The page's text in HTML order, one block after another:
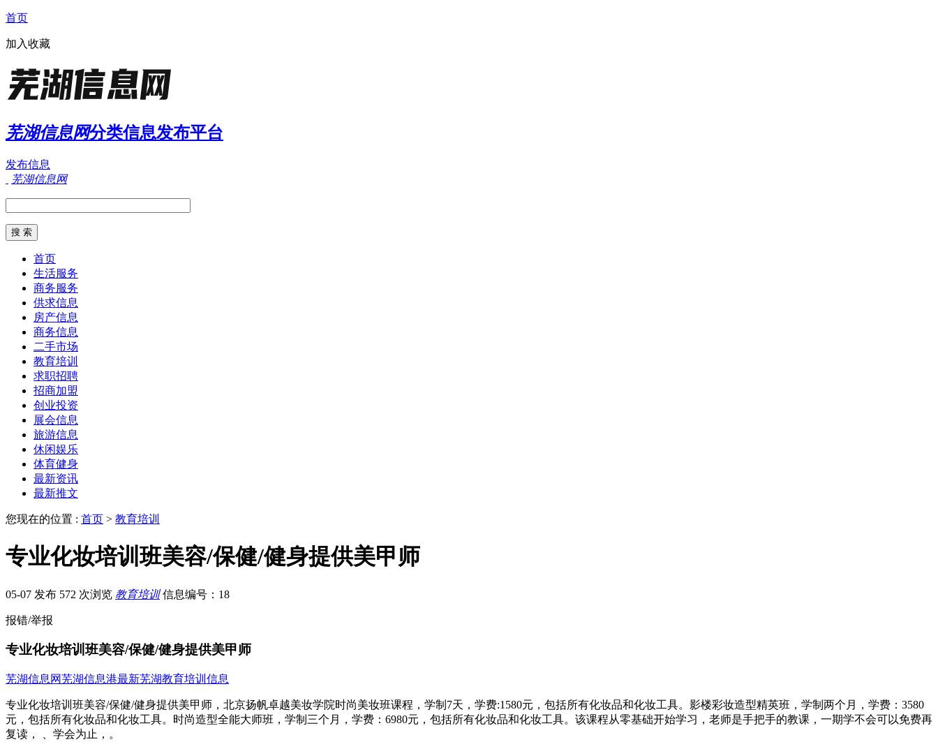
首页
加入收藏
芜湖信息网分类信息发布平台
发布信息
芜湖信息网
首页
生活服务
商务服务
供求信息
房产信息
商务信息
二手市场
教育培训
求职招聘
招商加盟
创业投资
展会信息
旅游信息
休闲娱乐
体育健身
最新资讯
最新推文
您现在的位置 : 首页 > 教育培训
专业化妆培训班美容/保健/健身提供美甲师
05-07 发布 572 次浏览 教育培训 信息编号：18
报错/举报
专业化妆培训班美容/保健/健身提供美甲师
芜湖信息网芜湖信息港最新芜湖教育培训信息
专业化妆培训班美容/保健/健身提供美甲师，北京扬帆卓越美妆学院时尚美妆班课程，学制7天，学费:1580元，包括所有化妆品和化妆工具。影楼彩妆造型精英班，学制两个月，学费：3580
元，包括所有化妆品和化妆工具。时尚造型全能大师班，学制三个月，学费：6980元，包括所有化妆品和化妆工具。该课程从零基础开始学习，老师是手把手的教课，一期学不会可以免费再
复读， 、学会为止，。